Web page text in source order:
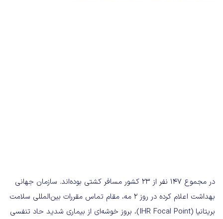
در مجموع ۱۴۷ نفر از ۲۳ کشور مسافر کشتی بوده‌اند. سازمان جهانی
بهداشت اعلام کرده در روز ۲ مه، مقام تماس مقررات بین‌المللی سلامت
بریتانیا (IHR Focal Point)، بروز خوشه‌ای از بیماری شدید حاد تنفسی